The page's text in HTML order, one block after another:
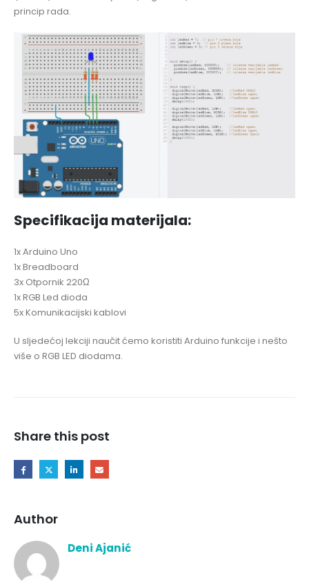
princip rada.
Specifikacija materijala:
1x Arduino Uno
1x Breadboard
3x Otpornik 220Ω
1x RGB Led dioda
5x Komunikacijski kablovi
U sljedećoj lekciji naučit ćemo koristiti Arduino funkcije i nešto
više o RGB LED diodama.
Share this post
Author
Deni Ajanić